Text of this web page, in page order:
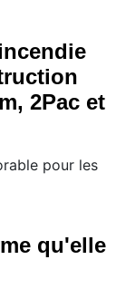
2Pac et
pour les
qu'elle